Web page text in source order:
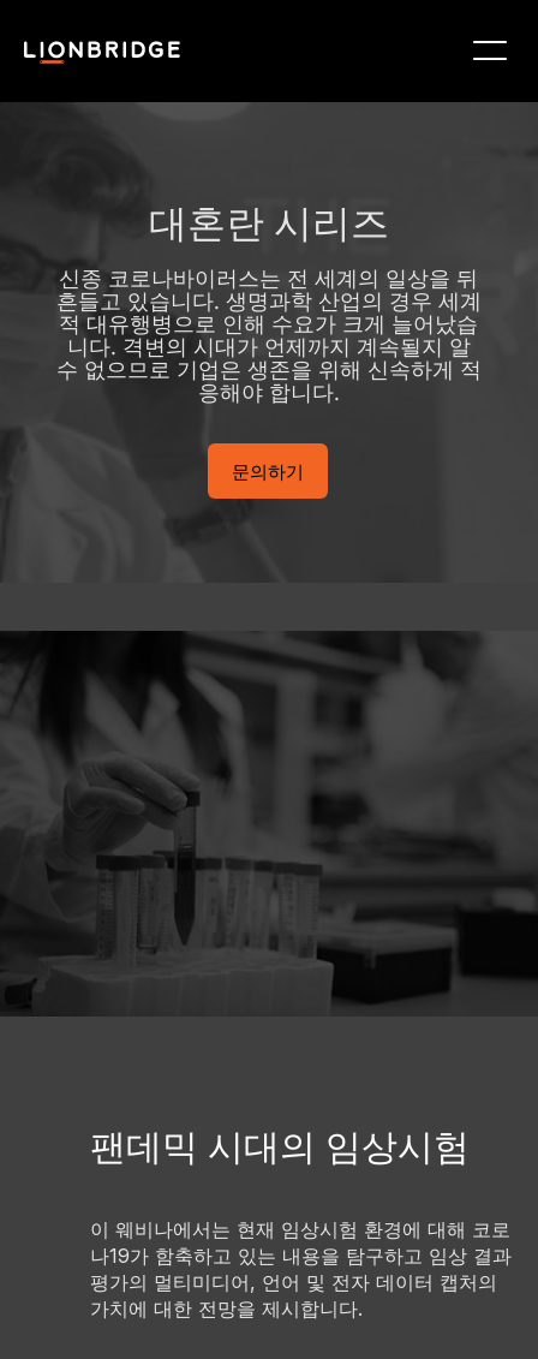
대혼란 시리즈
신종 코로나바이러스는 전 세계의 일상을 뒤
흔들고 있습니다. 생명과학 산업의 경우 세계
적 대유행병으로 인해 수요가 크게 늘어났습
니다. 격변의 시대가 언제까지 계속될지 알
수 없으므로 기업은 생존을 위해 신속하게 적
응해야 합니다.
문의하기
팬데믹 시대의 임상시험
이 웨비나에서는 현재 임상시험 환경에 대해 코로
나19가 함축하고 있는 내용을 탐구하고 임상 결과
평가의 멀티미디어, 언어 및 전자 데이터 캡처의
가치에 대한 전망을 제시합니다.